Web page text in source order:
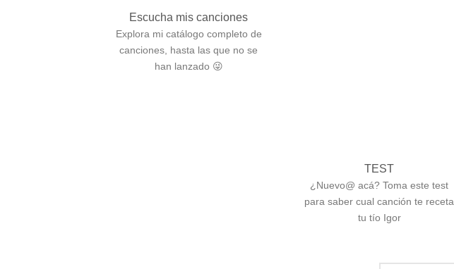
Escucha mis canciones
Explora mi catálogo completo de
canciones, hasta las que no se
han lanzado 😜
TEST
¿Nuevo@ acá? Toma este test
para saber cual canción te receta
tu tío Igor